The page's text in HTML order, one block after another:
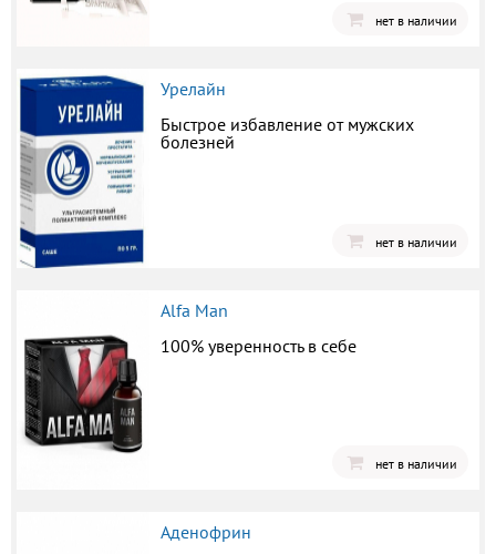
нет в наличии
Урелайн
Быстрое избавление от мужских
болезней
нет в наличии
Alfa Man
100% уверенность в себе
нет в наличии
Аденофрин